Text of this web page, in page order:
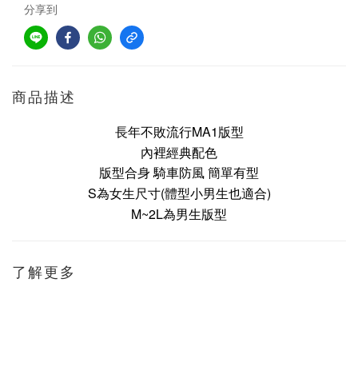
分享到
商品描述
長年不敗流行MA1版型
內裡經典配色
版型合身 騎車防風 簡單有型
S為女生尺寸(體型小男生也適合)
M~2L為男生版型
了解更多